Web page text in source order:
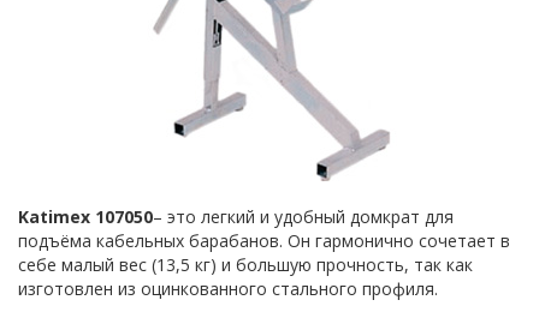
Katimex 107050– это легкий и удобный домкрат для
подъёма кабельных барабанов. Он гармонично сочетает в
себе малый вес (13,5 кг) и большую прочность, так как
изготовлен из оцинкованного стального профиля.